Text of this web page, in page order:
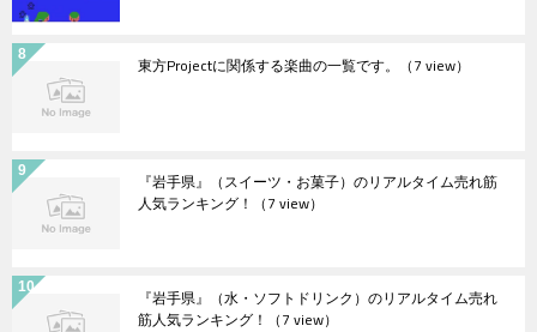
東方Projectに関係する楽曲の一覧です。 （7 view）
『岩手県』（スイーツ・お菓子）のリアルタイム売れ筋
人気ランキング！ （7 view）
『岩手県』（水・ソフトドリンク）のリアルタイム売れ
筋人気ランキング！ （7 view）